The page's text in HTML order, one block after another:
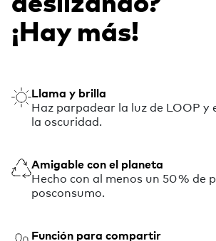
¡Hay más!
Llama y brilla
Haz parpadear la luz de LOOP y
la oscuridad.
Amigable con el planeta
Hecho con al menos un 50 % de
posconsumo.
Función para compartir